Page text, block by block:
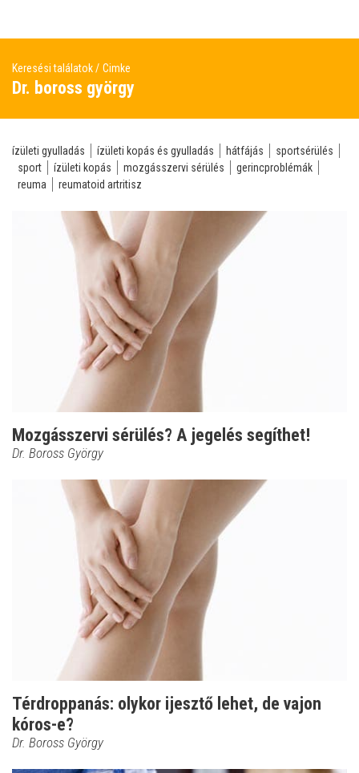
Keresési találatok Cimke
Dr. boross györgy
ízületi gyulladás ízületi kopás és gyulladás hátfájás
sportsérülés
sport
ízületi kopás mozgásszervi sérülés
gerincproblémák
reuma
reumatoid artritisz
Mozgásszervi sérülés? A jegelés segíthet!
Dr. Boross György
Térdroppanás: olykor ijesztő lehet, de vajon
kóros-e?
Dr. Boross György